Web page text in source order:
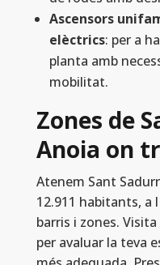
Ascensors
elèctrics: per a
planta amb
mobilitat.
Zones de
Anoia on
Atenem Sant
12.911 habitants, a
barris i zones.
per avaluar la teva